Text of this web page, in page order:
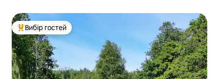
Топ вибір гостей
Вибір гостей